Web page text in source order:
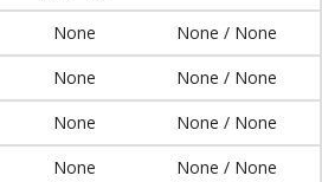
None
None / None
None
None / None
None
None / None
None
None / None